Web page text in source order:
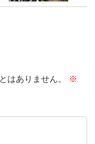
はありません。
※